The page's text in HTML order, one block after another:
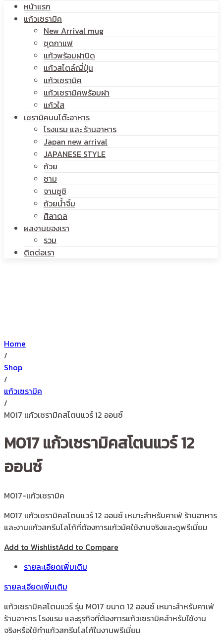
สกรีน
หน้าแรก
แก้วเซรามิค
New Arrival mug
ชุดกาแฟ
แก้วพร้อมฝาปิด
แก้วสไตล์ญี่ปุ่น
แก้วเซรามิค
แก้วเซรามิคพร้อมฝา
แก้วใส
เซรามิคบนโต๊ะอาหาร
โรงแรม และ ร้านอาหาร
Japan new arrival
JAPANESE STYLE
ถ้วย
ชาม
จานซูชิ
ถ้วยน้ำจิ้ม
ศิลาดล
ผลงานของเรา
รวม
ติดต่อเรา
Home
/
Shop
/
แก้วเซรามิค
/
M017 แก้วเซรามิคสโตนแวร์ 12 ออนซ์
M017 แก้วเซรามิคสโตนแวร์ 12
ออนซ์
M017-แก้วเซรามิค
M017 แก้วเซรามิคสโตนแวร์ 12 ออนซ์ เหมาะสำหรับคาเฟ่ ร้านอาหาร
และงานแก้วสกรีนโลโก้ที่ต้องการแก้วมัคใช้งานจริงและดูพรีเมี่ยม
Add to WishlistAdd to Compare
รายละเอียดเพิ่มเติม
รายละเอียดเพิ่มเติม
แก้วเซรามิคสโตนแวร์ รุ่น M017 ขนาด 12 ออนซ์ เหมาะสำหรับคาเฟ่
ร้านอาหาร โรงแรม และธุรกิจที่ต้องการแก้วเซรามิคสำหรับใช้งาน
จริงหรือใช้ทำแก้วสกรีนโลโก้ในงานพรีเมี่ยม